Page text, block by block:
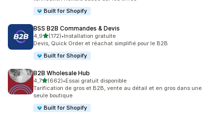
Built for Shopify
BSS B2B Commandes & Devis
4,9étoile(s) sur 5
(172)
172 avis au total
•Installation gratuite
Devis, Quick Order et réachat simplifié pour le B2B
Built for Shopify
B2B Wholesale Hub
4,7étoile(s) sur 5
(662)
662 avis au total
•Essai gratuit disponible
Tarification de gros et B2B, vente au détail et en gros dans une
seule boutique
Built for Shopify